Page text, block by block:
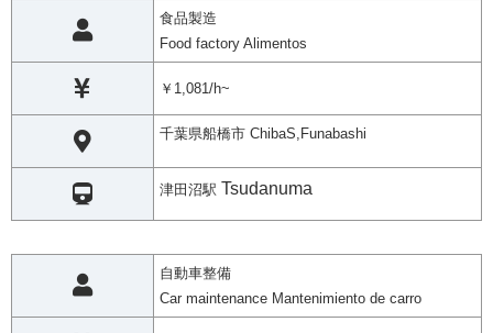
食品製造
Food factory Alimentos
￥1,081/h~
千葉県船橋市 ChibaS,Funabashi
津田沼駅 Tsudanuma
自動車整備
Car maintenance Mantenimiento de carro